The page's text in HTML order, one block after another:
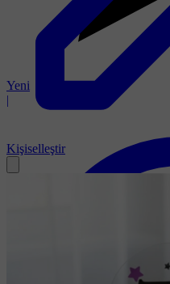
Yeni
|
Kişiselleştir